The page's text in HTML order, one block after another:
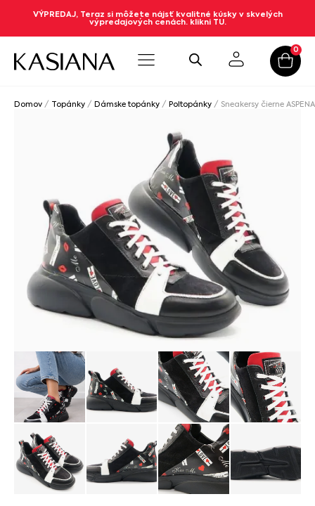
VÝPREDAJ, Teraz si môžete nájsť kvalitné kúsky v skvelých
výpredajových cenách. klikni TU.
0
Domov / Topánky / Dámske topánky / Poltopánky / Sneakersy čierne